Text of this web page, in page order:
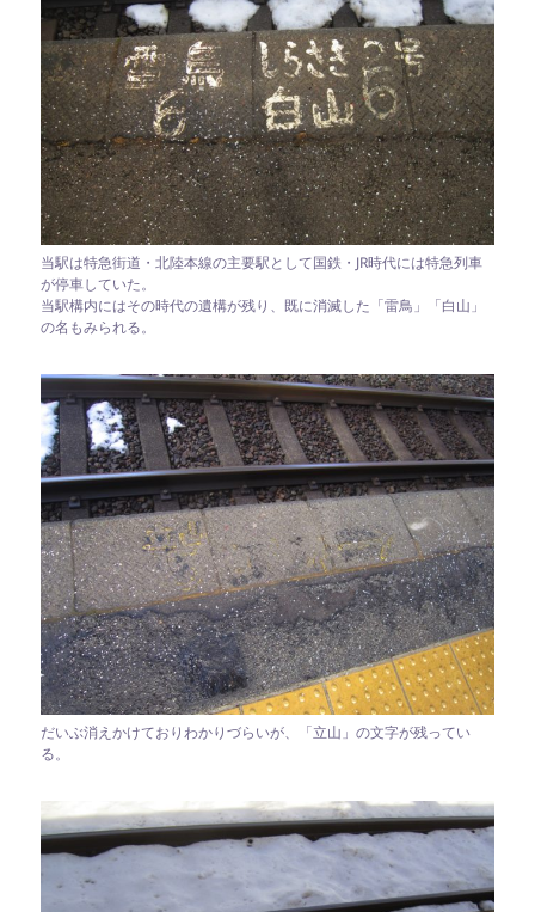
当駅は特急街道・北陸本線の主要駅として国鉄・JR時代には特急列車
が停車していた。
当駅構内にはその時代の遺構が残り、既に消滅した「雷鳥」「白山」
の名もみられる。
だいぶ消えかけておりわかりづらいが、「立山」の文字が残ってい
る。